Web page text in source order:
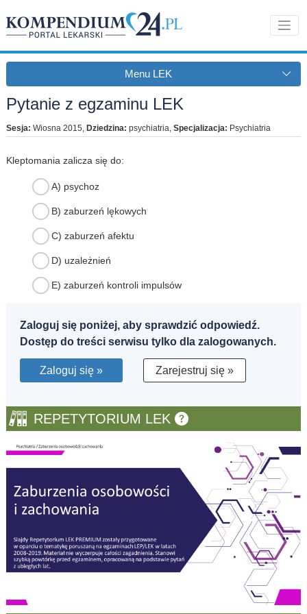
Menu LEK
Pytanie z egzaminu LEK
Sesja: Wiosna 2015, Dziedzina: psychiatria, Specjalizacja: Psychiatria
Kleptomania zalicza się do:
A) psychoz
B) zaburzeń lękowych
C) zaburzeń afektu
D) uzależnień
E) zaburzeń kontroli impulsów
Zaloguj się poniżej, aby sprawdzić odpowiedź.
Dostęp do treści serwisu tylko dla zalogowanych.
Zaloguj się » Zarejestruj się »
REPETYTORIUM LEK